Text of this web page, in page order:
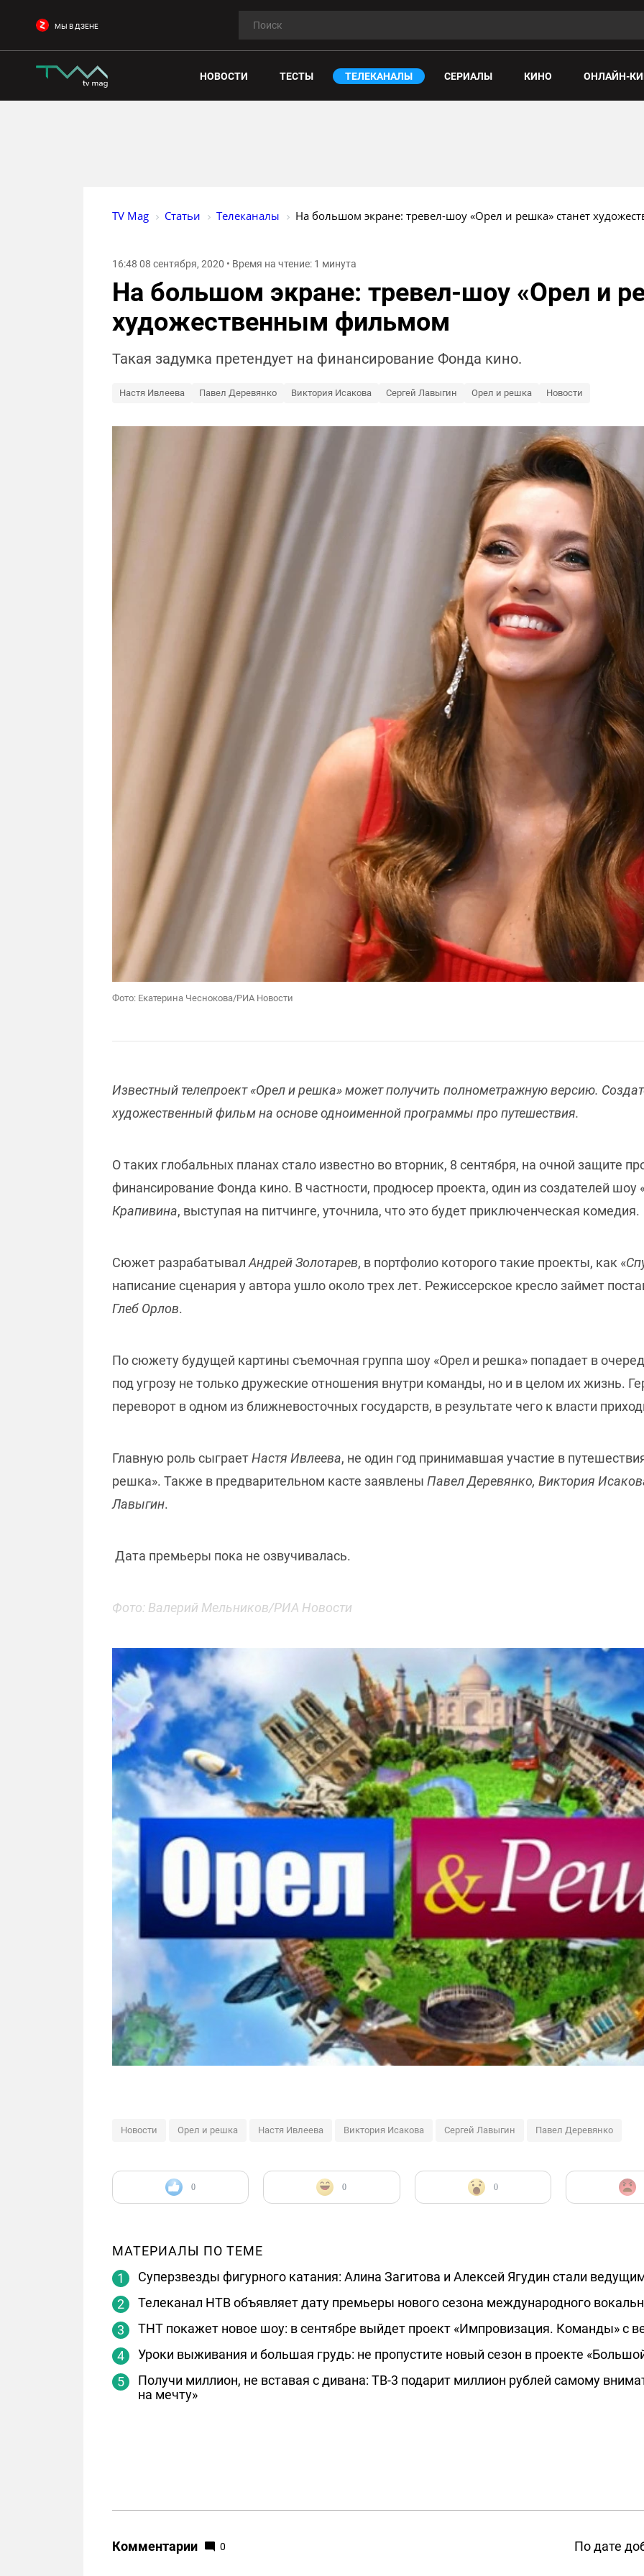
МЫ В ДЗЕНЕ
НОВОСТИ ТЕСТЫ ТЕЛЕКАНАЛЫ СЕРИАЛЫ КИНО ОНЛАЙН-
TV Mag Статьи Телеканалы На большом экране: тревел-шоу «Орел и решка» станет
16:48 08 сентября, 2020 • Время на чтение: 1 минута
На большом экране: тревел-шоу «Орел и
художественным фильмом
Такая задумка претендует на финансирование Фонда кино.
Настя Ивлеева Павел Деревянко Виктория Исакова Сергей Лавыгин Орел и решка Новости
Фото: Екатерина Чеснокова/РИА Новости
Известный телепроект «Орел и решка» может получить полнометражную версию.
художественный фильм на основе одноименной программы про путешествия.
О таких глобальных планах стало известно во вторник, 8 сентября, на очной защите
финансирование Фонда кино. В частности, продюсер проекта, один из создателей шоу
Крапивина, выступая на питчинге, уточнила, что это будет приключенческая комедия.
Сюжет разрабатывалАндрей Золотарев, в портфолио которого такие проекты, как «
написание сценария у автора ушло около трех лет. Режиссерское кресло займет
Глеб Орлов.
По сюжету будущей картины съемочная группа шоу «Орел и решка» попадает в
под угрозу не только дружеские отношения внутри команды, но и в целом их жизнь.
переворот в одном из ближневосточных государств, в результате чего к власти
Главную роль сыграетНастя Ивлеева, не один год принимавшая участие в
решка». Также в предварительном касте заявлены Павел Деревянко, Виктория
Лавыгин.
Дата премьеры пока не озвучивалась.
Фото: Валерий Мельников/РИА Новости
Новости Орел и решка Настя Ивлеева Виктория Исакова Сергей Лавыгин Павел Деревянко
0 0 0
МАТЕРИАЛЫ ПО ТЕМЕ
Суперзвезды фигурного катания: Алина Загитова и Алексей Ягудин стали
Телеканал НТВ объявляет дату премьеры нового сезона международного
ТНТ покажет новое шоу: в сентябре выйдет проект «Импровизация. Команды» с
Уроки выживания и большая грудь: не пропустите новый сезон в проекте
Получи миллион, не вставая с дивана: ТВ-3 подарит миллион рублей самому
на мечту»
Комментарии 0 По дате